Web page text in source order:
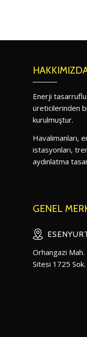
Enerji tasarruflu
üreticilerinden
kurulmuştur.
Havalimanları,
istasyonları,
aydınlatma
GENEL
Orhangazi Mah.
Sitesi 1725